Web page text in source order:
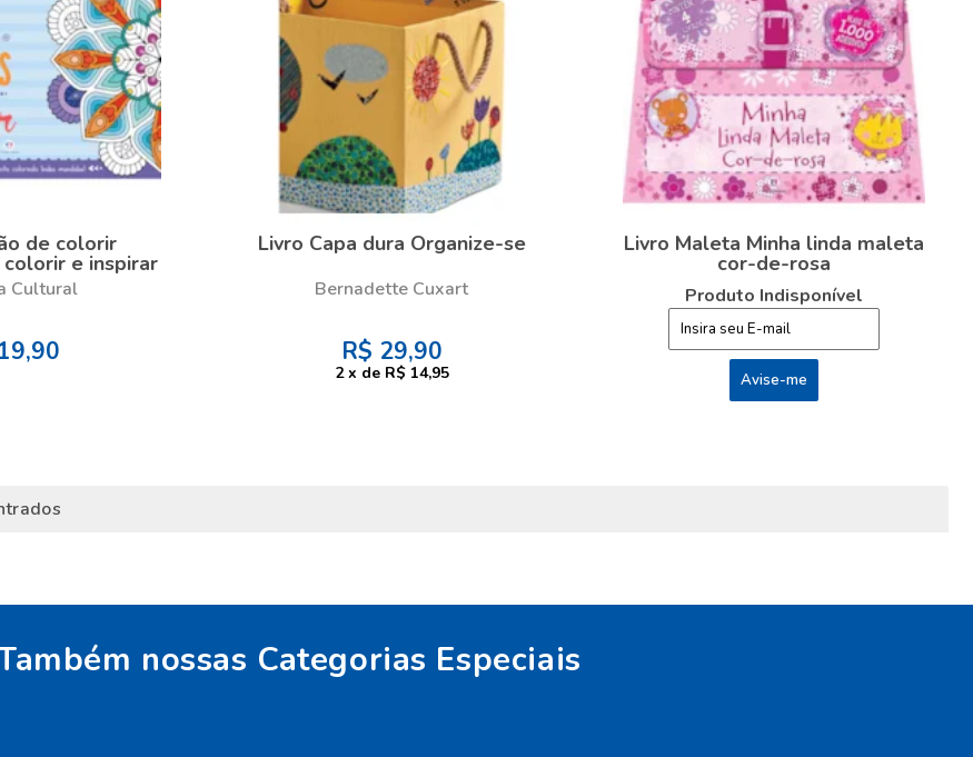
de colorir
e inspirar
Cultural
19,90
Livro Capa dura Organize-se
Bernadette Cuxart
R$ 29,90
2 x de R$ 14,95
Livro Maleta Minha linda maleta
cor-de-rosa
Produto Indisponível
nossas Categorias Especiais